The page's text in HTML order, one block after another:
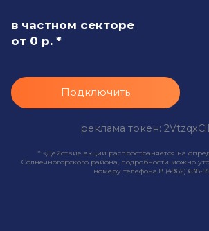
в частном секторе
от 0 р. *
Подключить
реклама токен:
* «Действие акции распространяется на
Солнечногорского района, подробности можно
номеру телефона 8 (4962) 638-